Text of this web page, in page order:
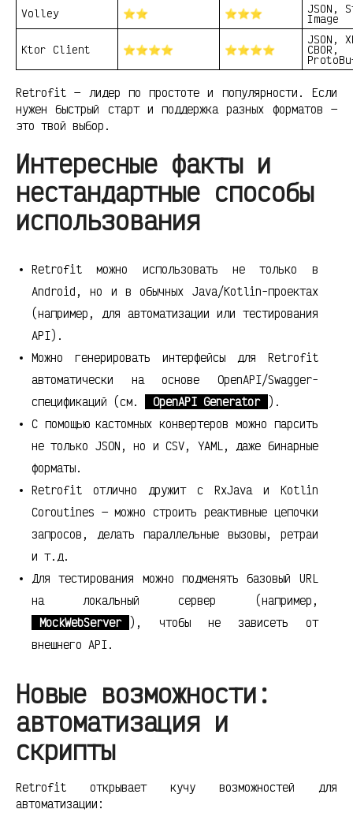
Volley
⭐⭐ ⭐⭐⭐ JSON,
Image
Ktor Client ⭐⭐⭐⭐ ⭐⭐⭐⭐
JSON,
CBOR,
Retrofit — лидер по простоте и популярности. Если
нужен быстрый старт и поддержка разных форматов —
это твой выбор.
Интересные факты и
нестандартные способы
использования
Retrofit можно использовать не только в
Android, но и в обычных Java/Kotlin-проектах
(например, для автоматизации или тестирования
API).
Можно генерировать интерфейсы для Retrofit
автоматически на основе OpenAPI/Swagger-
спецификаций (см.
OpenAPI Generator
).
С помощью кастомных конвертеров можно парсить
не только JSON, но и CSV, YAML, даже бинарные
форматы.
Retrofit отлично дружит с RxJava и Kotlin
Coroutines — можно строить реактивные цепочки
запросов, делать параллельные вызовы, ретраи
и т.д.
Для тестирования можно подменять базовый URL
на локальный сервер (например,
MockWebServer
), чтобы не зависеть от
внешнего API.
Новые возможности:
автоматизация и
скрипты
Retrofit открывает кучу возможностей для
автоматизации: